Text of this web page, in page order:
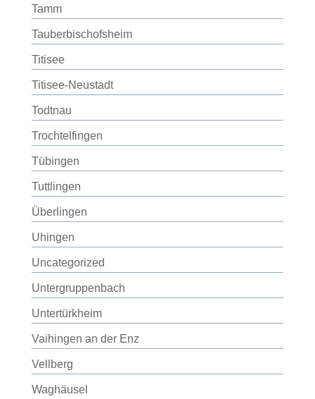
Tamm
Tauberbischofsheim
Titisee
Titisee-Neustadt
Todtnau
Trochtelfingen
Tübingen
Tuttlingen
Überlingen
Uhingen
Uncategorized
Untergruppenbach
Untertürkheim
Vaihingen an der Enz
Vellberg
Waghäusel